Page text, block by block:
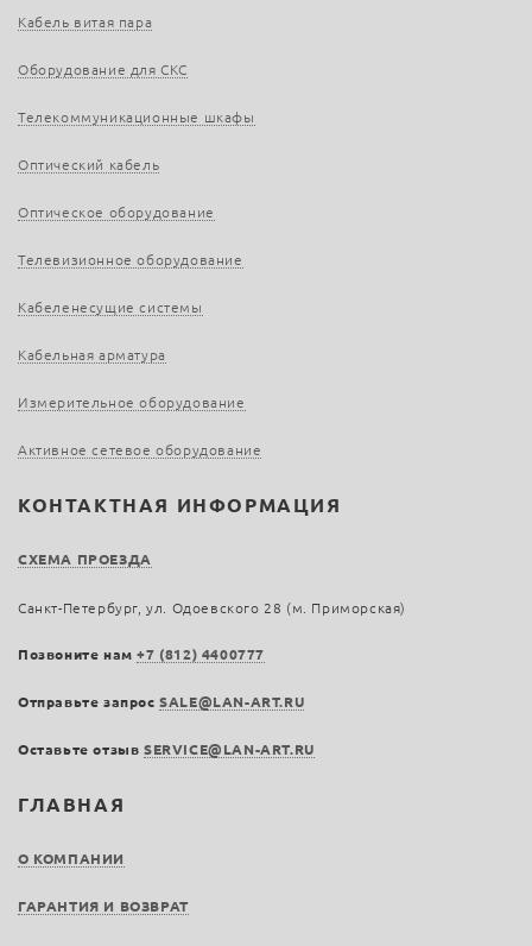
ГЛАВНАЯ
О КОМПАНИИ
ГАРАНТИЯ И ВОЗВРАТ
Кабель витая пара
Оборудование для СКС
Телекоммуникационные шкафы
Оптический кабель
Оптическое оборудование
Телевизионное оборудование
Кабеленесущие системы
Кабельная арматура
Измерительное оборудование
Активное сетевое оборудование
КОНТАКТНАЯ ИНФОРМАЦИЯ
СХЕМА ПРОЕЗДА
Санкт-Петербург, ул. Одоевского 28 (м. Приморская)
Позвоните нам+7 (812) 4400777
Отправьте запросSALE@LAN-ART.RU
Оставьте отзыв SERVICE@LAN-ART.RU